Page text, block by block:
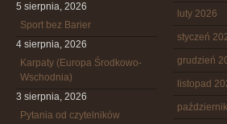
5 sierpnia, 2026
Sport bez Barier
4 sierpnia, 2026
Karpaty (Europa Środkowo-
Wschodnia)
3 sierpnia, 2026
Pytania od czytelników
luty 2026
styczeń
grudzień
listopad